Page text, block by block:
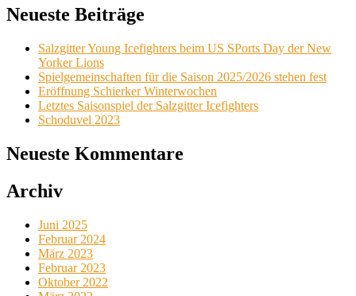
Neueste Beiträge
Salzgitter Young Icefighters beim US SPorts Day der New
Yorker Lions
Spielgemeinschaften für die Saison 2025/2026 stehen fest
Eröffnung Schierker Winterwochen
Letztes Saisonspiel der Salzgitter Icefighters
Schoduvel 2023
Neueste Kommentare
Archiv
Juni 2025
Februar 2024
März 2023
Februar 2023
Oktober 2022